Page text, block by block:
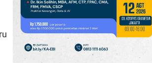
Payung!